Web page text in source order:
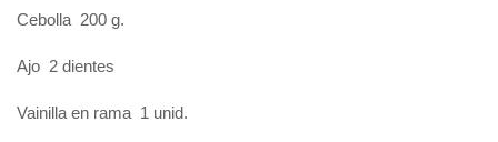
Cebolla 200 g.
Ajo 2 dientes
Vainilla en rama 1 unid.